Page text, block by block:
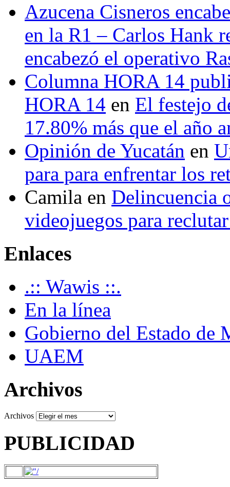
Azucena Cisneros
en la R1 – Carlos Hank
encabezó el operativo
Columna HORA 14
HORA 14 en El festejo
17.80% más que el año
Opinión de Yucatán en
para para enfrentar los
Camila en Delincuencia
videojuegos para
Enlaces
.:: Wawis ::.
En la línea
Gobierno del Estado de
UAEM
Archivos
Archivos
PUBLICIDAD